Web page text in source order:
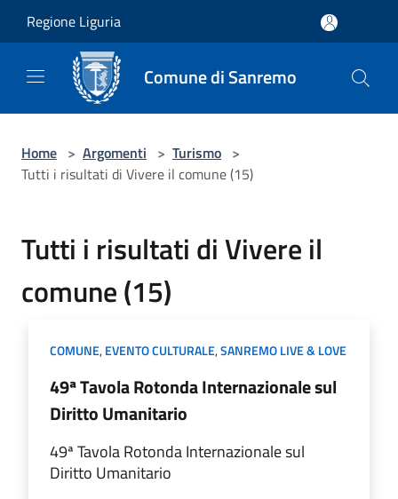
Regione Liguria
Comune di Sanremo
Home > Argomenti > Turismo >
Tutti i risultati di Vivere il comune (15)
Tutti i risultati di Vivere il
comune (15)
COMUNE,EVENTO CULTURALE,SANREMO LIVE & LOVE
49ª Tavola Rotonda Internazionale sul
Diritto Umanitario
49ª Tavola Rotonda Internazionale sul
Diritto Umanitario